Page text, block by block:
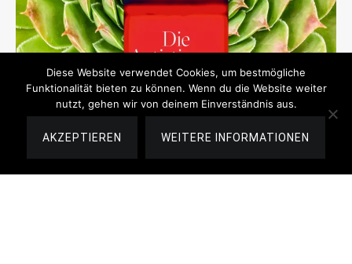
Diese Website verwendet Cookies, um bestmögliche
Funktionalität bieten zu können. Wenn du die Website weiter
nutzt, gehen wir von deinem Einverständnis aus.
AKZEPTIEREN WEITERE INFORMATIONEN